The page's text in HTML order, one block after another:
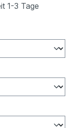
1-3 Tage